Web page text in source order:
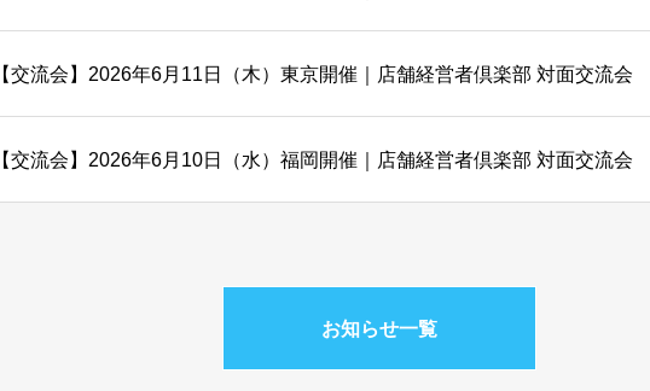
【交流会】2026年6月11日（木）東京開催｜店舗経営者倶楽部 対面交流会
【交流会】2026年6月10日（水）福岡開催｜店舗経営者倶楽部 対面交流会
お知らせ一覧